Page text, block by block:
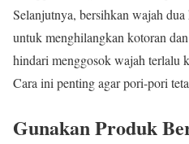
Selanjutnya, bersihkan wajah
untuk menghilangkan kotoran
hindari menggosok wajah terlalu
Cara ini penting agar pori-pori
Gunakan Produk